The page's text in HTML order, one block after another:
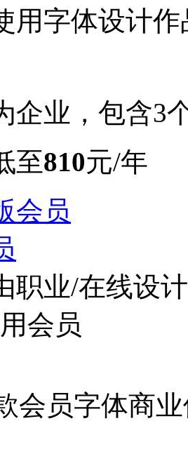
用字体设计
企业，包含3
至810元/年
会员
职业/在线设
会员
会员字体商